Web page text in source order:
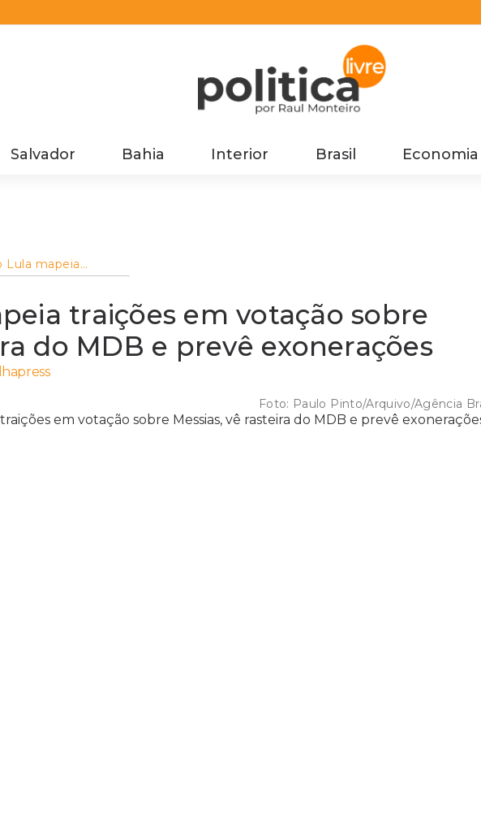
Salvador Bahia Interior Brasil Economia
Lula mapeia
votação sobre
exoneraçõestraições em votação sobre
do MDB e prevê exonerações
Foto: Paulo Pinto/Arquivo/Agência